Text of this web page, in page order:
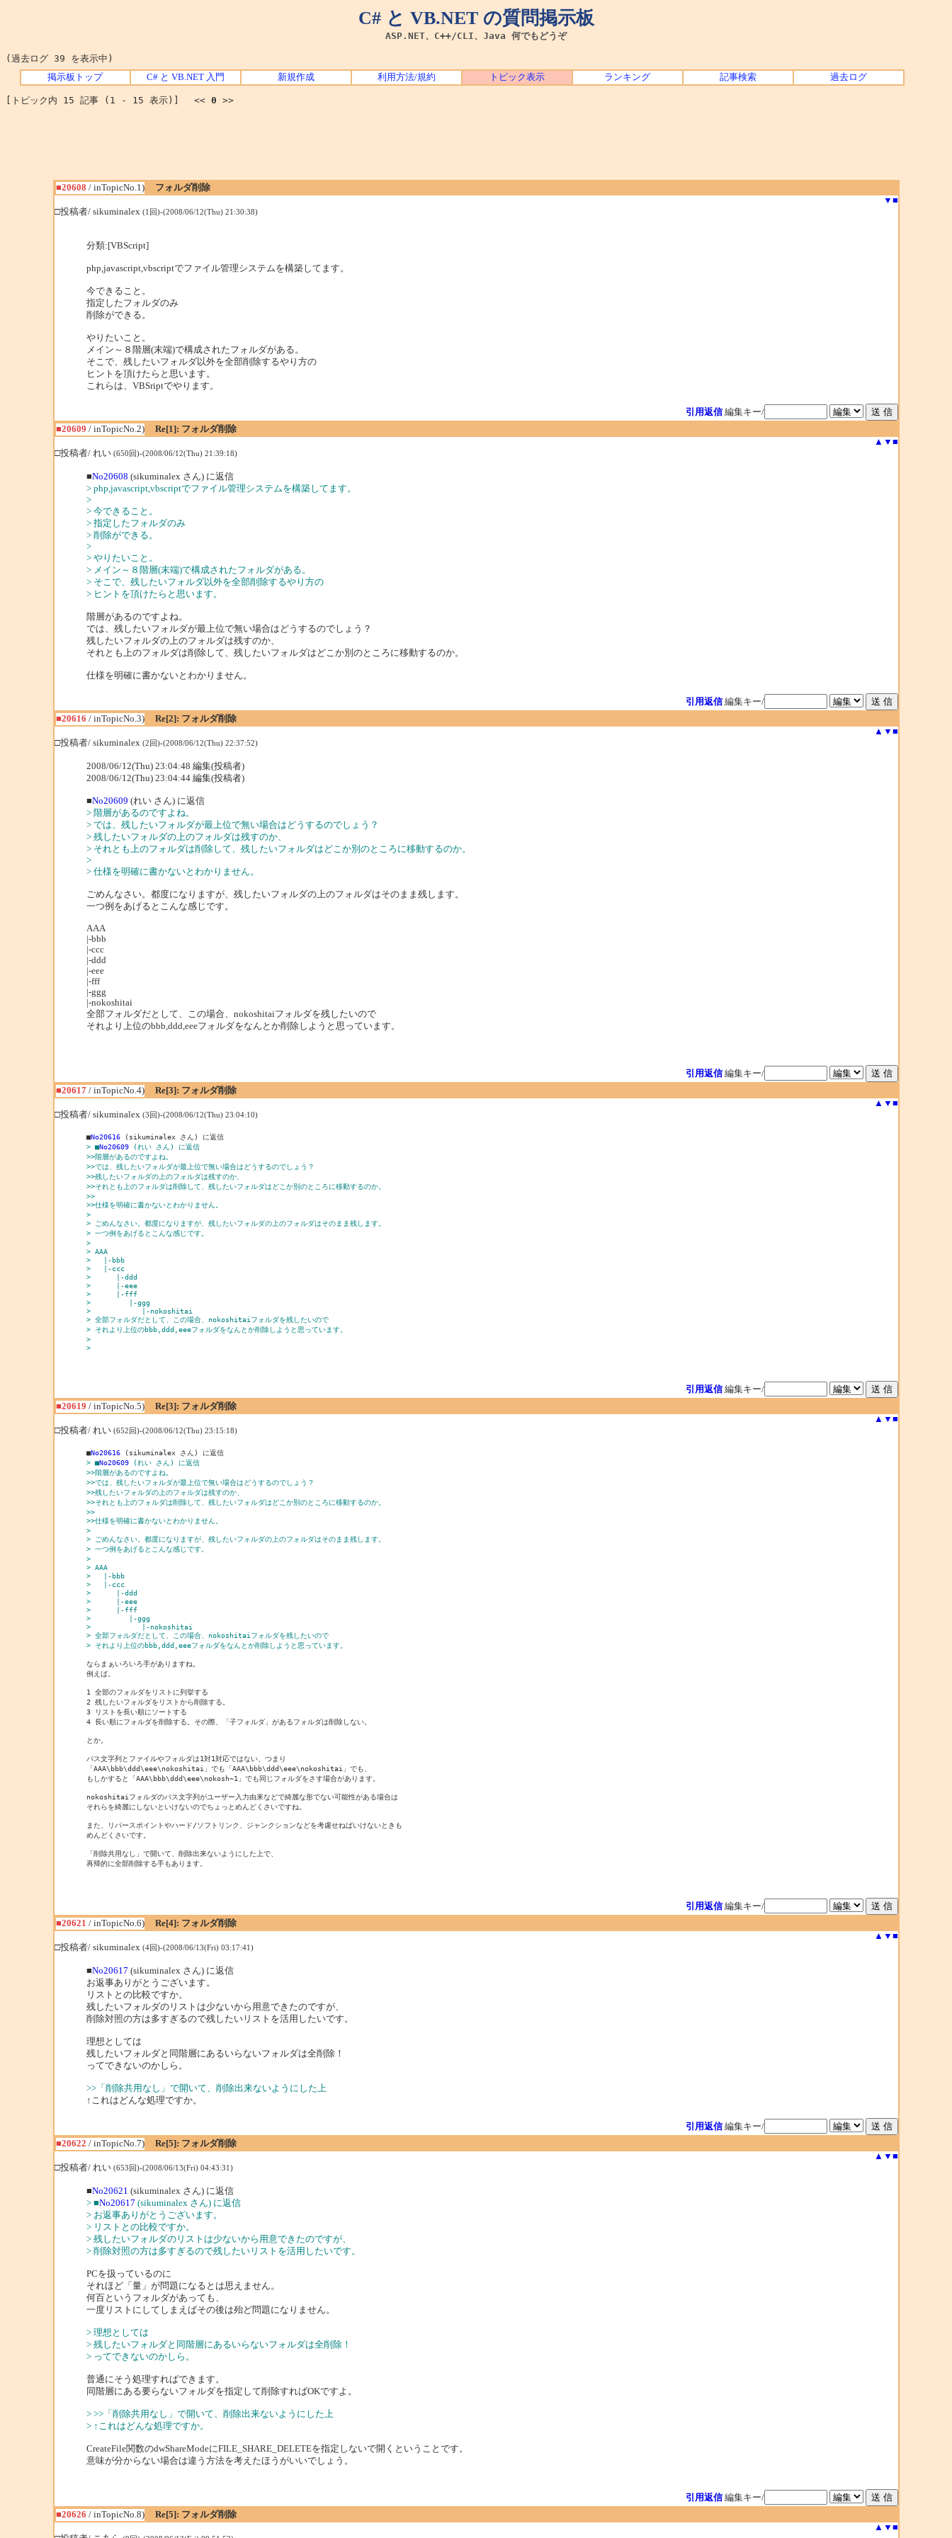
C# と VB.NET の質問掲示板
ASP.NET、C++/CLI、Java 何でもどうぞ
(過去ログ 39 を表示中)
掲示板トップ C# と VB.NET 入門 新規作成 利用方法/規約 トピック表示 ランキング 記事検索 過去ログ
[トピック内 15 記事 (1 - 15 表示)] << 0 >>
■20608 / inTopicNo.1)
フォルダ削除
▼ ■
□投稿者/ sikuminalex (1回)-(2008/06/12(Thu) 21:30:38)
分類:[VBScript]
php,javascript,vbscriptでファイル管理システムを構築してます。
今できること。
指定したフォルダのみ
削除ができる。
やりたいこと。
メイン～８階層(末端)で構成されたフォルダがある。
そこで、残したいフォルダ以外を全部削除するやり方の
ヒントを頂けたらと思います。
これらは、VBSriptでやります。
引用返信 編集キー/
■20609 / inTopicNo.2)
Re[1]: フォルダ削除
▲ ▼ ■
□投稿者/ れい (650回)-(2008/06/12(Thu) 21:39:18)
■No20608 (sikuminalex さん) に返信
> php,javascript,vbscriptでファイル管理システムを構築してます。
>
> 今できること。
> 指定したフォルダのみ
> 削除ができる。
>
> やりたいこと。
> メイン～８階層(末端)で構成されたフォルダがある。
> そこで、残したいフォルダ以外を全部削除するやり方の
> ヒントを頂けたらと思います。
階層があるのですよね。
では、残したいフォルダが最上位で無い場合はどうするのでしょう？
残したいフォルダの上のフォルダは残すのか、
それとも上のフォルダは削除して、残したいフォルダはどこか別のところに移動するのか。
仕様を明確に書かないとわかりません。
引用返信 編集キー/
■20616 / inTopicNo.3)
Re[2]: フォルダ削除
▲ ▼ ■
□投稿者/ sikuminalex (2回)-(2008/06/12(Thu) 22:37:52)
2008/06/12(Thu) 23:04:48 編集(投稿者)
2008/06/12(Thu) 23:04:44 編集(投稿者)
■No20609 (れい さん) に返信
> 階層があるのですよね。
> では、残したいフォルダが最上位で無い場合はどうするのでしょう？
> 残したいフォルダの上のフォルダは残すのか、
> それとも上のフォルダは削除して、残したいフォルダはどこか別のところに移動するのか。
>
> 仕様を明確に書かないとわかりません。
ごめんなさい。都度になりますが、残したいフォルダの上のフォルダはそのまま残します。
一つ例をあげるとこんな感じです。
AAA
|-bbb
|-ccc
|-ddd
|-eee
|-fff
|-ggg
|-nokoshitai
全部フォルダだとして、この場合、nokoshitaiフォルダを残したいので
それより上位のbbb,ddd,eeeフォルダをなんとか削除しようと思っています。
引用返信 編集キー/
■20617/ inTopicNo.4)
Re[3]: フォルダ削除
▲ ▼ ■
□投稿者/ sikuminalex (3回)-(2008/06/12(Thu) 23:04:10)
■No20616
(sikuminalex さん) に返信
> ■No20609 (れい さん) に返信
>>階層があるのですよね。
>>では、残したいフォルダが最上位で無い場合はどうするのでしょう？
>>残したいフォルダの上のフォルダは残すのか、
>>それとも上のフォルダは削除して、残したいフォルダはどこか別のところに移動するのか。
>>
>>仕様を明確に書かないとわかりません。
>
> ごめんなさい。都度になりますが、残したいフォルダの上のフォルダはそのまま残します。
> 一つ例をあげるとこんな感じです。
>
> AAA
>   |-bbb
>   |-ccc
>      |-ddd
>      |-eee
>      |-fff
>         |-ggg
>            |-nokoshitai
> 全部フォルダだとして、この場合、nokoshitaiフォルダを残したいので
> それより上位のbbb,ddd,eeeフォルダをなんとか削除しようと思っています。
>
>
引用返信 編集キー/
■20619 / inTopicNo.5)
Re[3]: フォルダ削除
▲ ▼ ■
□投稿者/ れい (652回)-(2008/06/12(Thu) 23:15:18)
■No20616
(sikuminalex さん) に返信
> ■No20609 (れい さん) に返信
>>階層があるのですよね。
>>では、残したいフォルダが最上位で無い場合はどうするのでしょう？
>>残したいフォルダの上のフォルダは残すのか、
>>それとも上のフォルダは削除して、残したいフォルダはどこか別のところに移動するのか。
>>
>>仕様を明確に書かないとわかりません。
>
> ごめんなさい。都度になりますが、残したいフォルダの上のフォルダはそのまま残します。
> 一つ例をあげるとこんな感じです。
>
> AAA
>   |-bbb
>   |-ccc
>      |-ddd
>      |-eee
>      |-fff
>         |-ggg
>            |-nokoshitai
> 全部フォルダだとして、この場合、nokoshitaiフォルダを残したいので
> それより上位のbbb,ddd,eeeフォルダをなんとか削除しようと思っています。
ならまぁいろいろ手がありますね。
例えば。
1 全部のフォルダをリストに列挙する
2 残したいフォルダをリストから削除する。
3 リストを長い順にソートする
4 長い順にフォルダを削除する。その際、「子フォルダ」があるフォルダは削除しない。
とか。
パス文字列とファイルやフォルダは1対1対応ではない、つまり
「AAA\bbb\ddd\eee\nokoshitai」でも「AAA\bbb\ddd\eee\nokoshitai」でも、
もしかすると「AAA\bbb\ddd\eee\nokosh~1」でも同じフォルダをさす場合があります。
nokoshitaiフォルダのパス文字列がユーザー入力由来などで綺麗な形でない可能性がある場合は
それらを綺麗にしないといけないのでちょっとめんどくさいですね。
また、リパースポイントやハード/ソフトリンク、ジャンクションなどを考慮せねばいけないときも
めんどくさいです。
「削除共用なし」で開いて、削除出来ないようにした上で、
再帰的に全部削除する手もあります。
引用返信 編集キー/
■20621 / inTopicNo.6)
Re[4]: フォルダ削除
▲ ▼ ■
□投稿者/ sikuminalex (4回)-(2008/06/13(Fri) 03:17:41)
■No20617 (sikuminalex さん) に返信
お返事ありがとうございます。
リストとの比較ですか。
残したいフォルダのリストは少ないから用意できたのですが、
削除対照の方は多すぎるので残したいリストを活用したいです。
理想としては
残したいフォルダと同階層にあるいらないフォルダは全削除！
ってできないのかしら。
>>「削除共用なし」で開いて、削除出来ないようにした上
↑これはどんな処理ですか。
引用返信 編集キー/
■20622 / inTopicNo.7)
Re[5]: フォルダ削除
▲ ▼ ■
□投稿者/ れい (653回)-(2008/06/13(Fri) 04:43:31)
■No20621 (sikuminalex さん) に返信
> ■No20617 (sikuminalex さん) に返信
> お返事ありがとうございます。
> リストとの比較ですか。
> 残したいフォルダのリストは少ないから用意できたのですが、
> 削除対照の方は多すぎるので残したいリストを活用したいです。
PCを扱っているのに
それほど「量」が問題になるとは思えません。
何百というフォルダがあっても、
一度リストにしてしまえばその後は殆ど問題になりません。
> 理想としては
> 残したいフォルダと同階層にあるいらないフォルダは全削除！
> ってできないのかしら。
普通にそう処理すればできます。
同階層にある要らないフォルダを指定して削除すればOKですよ。
> >>「削除共用なし」で開いて、削除出来ないようにした上
> ↑これはどんな処理ですか。
CreateFile関数のdwShareModeにFILE_SHARE_DELETEを指定しないで開くということです。
意味が分からない場合は違う方法を考えたほうがいいでしょう。
引用返信 編集キー/
■20626 / inTopicNo.8)
Re[5]: フォルダ削除
▲ ▼ ■